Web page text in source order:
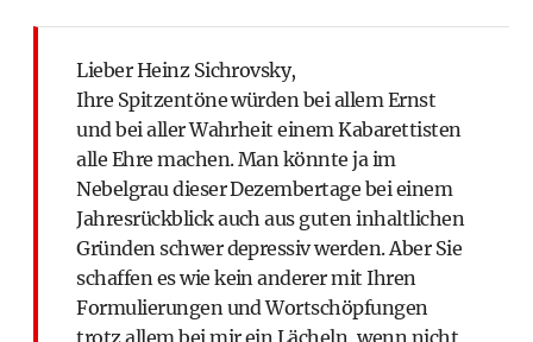
Lieber Heinz Sichrovsky,
Ihre Spitzentöne würden bei allem Ernst
und bei aller Wahrheit einem Kabarettisten
alle Ehre machen. Man könnte ja im
Nebelgrau dieser Dezembertage bei einem
Jahresrückblick auch aus guten inhaltlichen
Gründen schwer depressiv werden. Aber Sie
schaffen es wie kein anderer mit Ihren
Formulierungen und Wortschöpfungen
trotz allem bei mir ein Lächeln, wenn nicht